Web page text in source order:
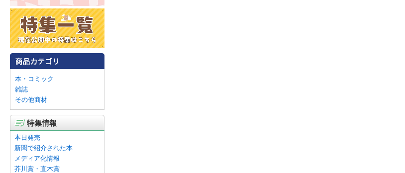
本・コミック
雑誌
その他商材
特集情報
本日発売
新聞で紹介された本
メディア化情報
芥川賞・直木賞